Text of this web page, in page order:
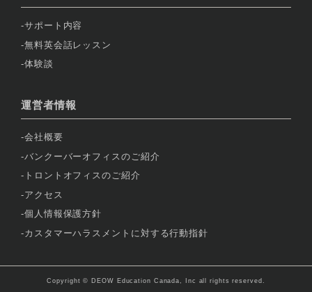
サポート内容
無料英会話レッスン
体験談
運営者情報
会社概要
バンクーバーオフィスのご紹介
トロントオフィスのご紹介
アクセス
個人情報保護方針
カスタマーハラスメントに対する行動指針
Copyright © DEOW Education Canada, Inc all rights reserved.